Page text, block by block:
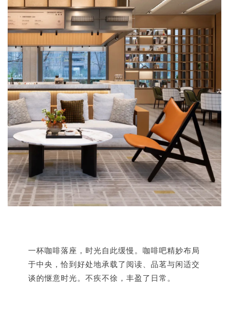
一杯咖啡落座，时光自此缓慢。咖啡吧精妙布局
于中央，恰到好处地承载了阅读、品茗与闲适交
谈的惬意时光。不疾不徐，丰盈了日常。